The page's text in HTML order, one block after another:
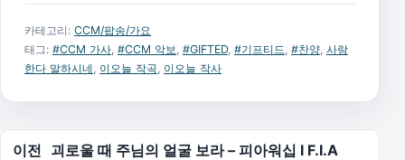
카테고리: CCM/팝송/가요
태그: #CCM 가사 #CCM 악보 #GIFTED, #기프티드 #찬양 사랑
한다 말하시네 이오늘 작곡 이오늘 작사
글 탐색
이전 괴로울 때 주님의 얼굴 보라 – 피아워십 I F.I.A